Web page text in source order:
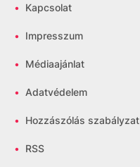
• Kapcsolat
• Impresszum
• Médiaajánlat
• Adatvédelem
• Hozzászólás szabályzat
• RSS